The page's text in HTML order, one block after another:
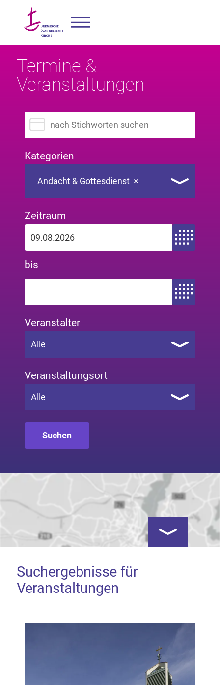
Termine &
Veranstaltungen
Suchbegriff eingeben
Kategorien
×
Andacht & Gottesdienst
Zeitraum
Zeitraum von
bis
Zeitraum bis
Veranstalter
Alle
Veranstaltungsort
Alle
Google Map laden
Mit dem Laden der Karte akzeptieren Sie, dass die
Anwendung Google Maps beim Aktivieren von
Inhalten Cookies auf Ihrem Gerät setzt, z.B. zwecks
Reichweitenmessung und profilbasierter Werbung.
Kartenansicht
Suchergebnisse für
Veranstaltungen